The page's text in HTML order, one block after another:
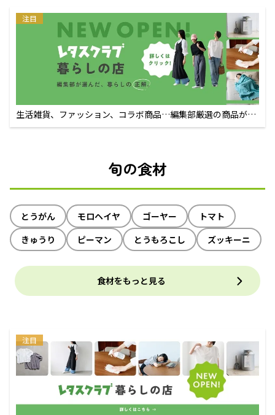
注目
生活雑貨、ファッション、コラボ商品…編集部厳選の商品が買
えるECサイト
旬の食材
とうがん モロヘイヤ ゴーヤー
トマト
きゅうり
ピーマン とうもろこし ズッキーニ
食材をもっと見る
注目